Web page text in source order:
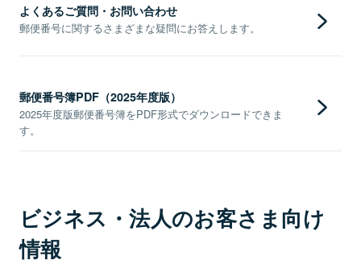
よくあるご質問・お問い合わせ
郵便番号に関するさまざまな疑問にお答えします。
郵便番号簿PDF（2025年度版）
2025年度版郵便番号簿をPDF形式でダウンロードできま
す。
ビジネス・法人のお客さま向け
情報